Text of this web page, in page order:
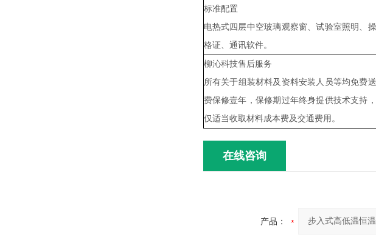
标准配置
电热式四层中空玻璃观察窗、试验室照明、
格证、通讯软件。
柳沁科技售后服务
所有关于组装材料及资料安装人员等均免费
费保修壹年，保修期过年终身提供技术支持
仅适当收取材料成本费及交通费用。
在线咨询
产品：